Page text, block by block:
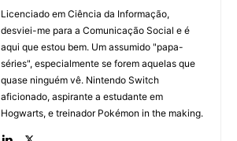
Licenciado em Ciência da Informação,
desviei-me para a Comunicação Social e é
aqui que estou bem. Um assumido "papa-
séries", especialmente se forem aquelas que
quase ninguém vê. Nintendo Switch
aficionado, aspirante a estudante em
Hogwarts, e treinador Pokémon in the making.